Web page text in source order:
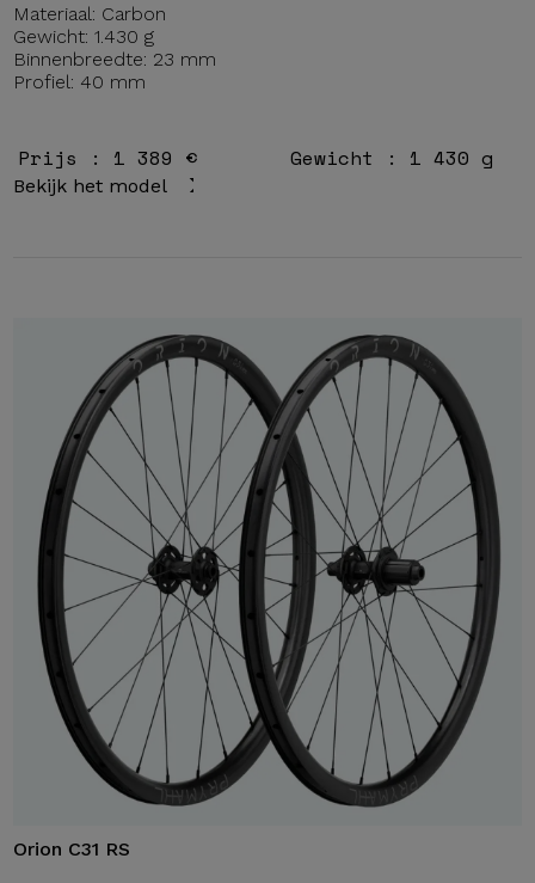
Materiaal: Carbon
Gewicht: 1.430 g
Binnenbreedte: 23 mm
Profiel: 40 mm
Prijs : 1 389 € Gewicht : 1 430 g
Bekijk het model
Orion C31 RS